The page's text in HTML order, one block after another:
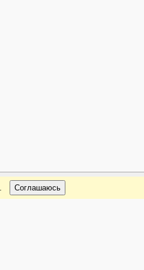
Соглашаюсь